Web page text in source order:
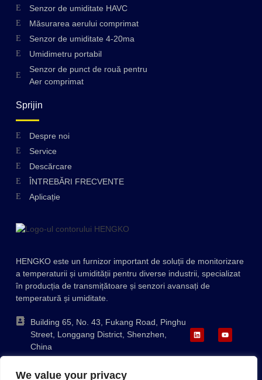
We value your privacy
Senzor de umiditate HAVC
Măsurarea aerului comprimat
Senzor de umiditate 4-20ma
Umidimetru portabil
Senzor de punct de rouă pentru
Aer comprimat
Sprijin
Despre noi
Service
Descărcare
ÎNTREBĂRI FRECVENTE
Aplicație
HENGKO este un furnizor important de soluții de monitorizare
a temperaturii și umidității pentru diverse industrii, specializat
în producția de transmițătoare și senzori avansați de
temperatură și umiditate.
Building 65, No. 43, Fukang Road, Pinghu
Street, Longgang District, Shenzhen,
China
ka@hengko.com;
German
French
Italian
Japanese
Korean